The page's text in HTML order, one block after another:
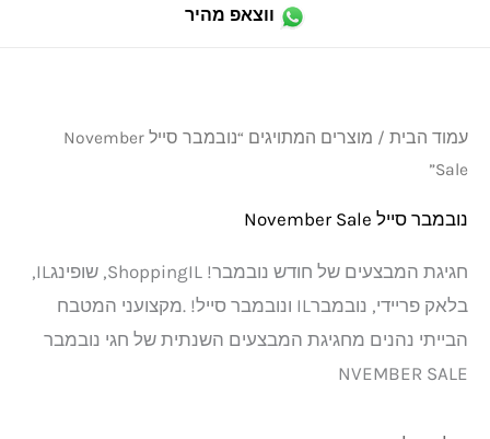
ווצאפ מהיר
עמוד הבית
/ מוצרים המתויגים “נובמבר סייל November
Sale”
נובמבר סייל November Sale
חגיגת המבצעים של חודש נובמבר! ShoppingIL, שופינגIL,
בלאק פריידי, נובמברIL ונובמבר סייל! .מקצועני המטבח
הבייתי נהנים מחגיגת המבצעים השנתית של חגי נובמבר
NVEMBER SALE